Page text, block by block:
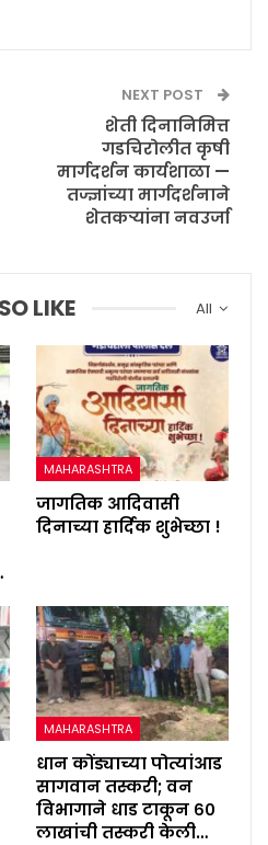
NEXT POST
शेती दिनानिमित्त
गडचिरोलीत कृषी
मार्गदर्शन कार्यशाळा —
तज्ज्ञांच्या मार्गदर्शनाने
शेतकऱ्यांना नवउर्जा
All
LIKE
MAHARASHTRA
जागतिक आदिवासी
दिनाच्या हार्दिक शुभेच्छा !
MAHARASHTRA
धान कोंड्याच्या पोत्यांआड
सागवान तस्करी; वन
विभागाने धाड टाकून ६०
लाखांची तस्करी केली…